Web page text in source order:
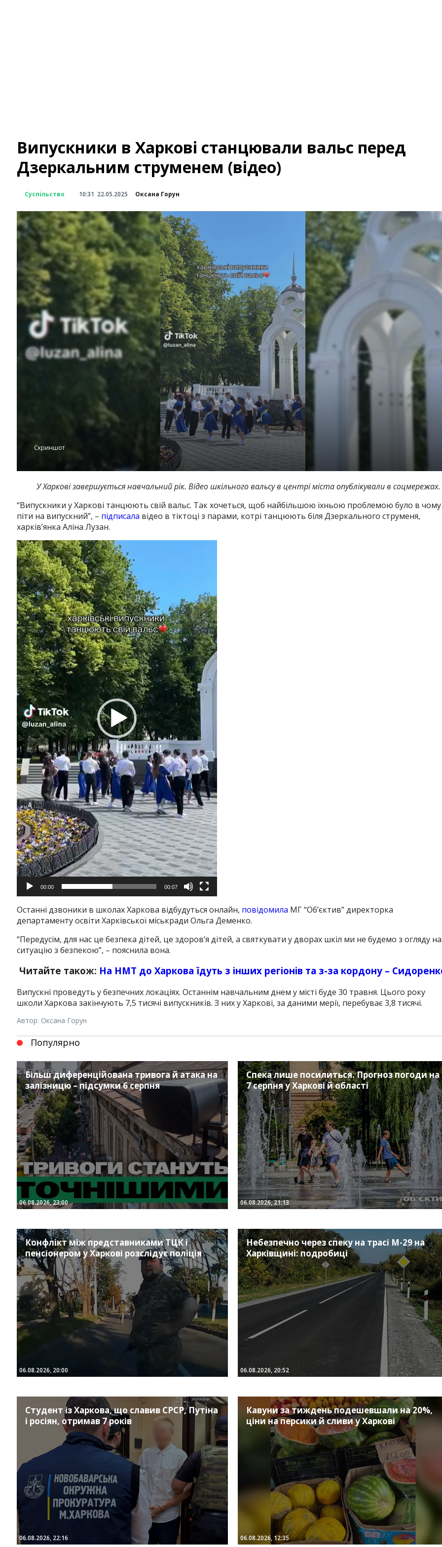
Випускники в Харкові станцювали вальс перед
Дзеркальним струменем (відео)
Суспільство 10:31 22.05.2025 Оксана Горун
Скриншот
У Харкові завершується навчальний рік. Відео шкільного вальсу в центрі міста опублікували в соцмережах.
“Випускники у Харкові танцюють свій вальс. Так хочеться, щоб найбільшою їхньою проблемою було в чому
піти на випускний”, – підписала відео в тіктоці з парами, котрі танцюють біля Дзеркального струменя,
харків’янка Аліна Лузан.
Відеопрогравач
00:00 00:07
Останні дзвоники в школах Харкова відбудуться онлайн, повідомила МГ “Об’єктив” директорка
департаменту освіти Харківської міськради Ольга Деменко.
“Передусім, для нас це безпека дітей, це здоров’я дітей, а святкувати у дворах шкіл ми не будемо з огляду на
ситуацію з безпекою”, – пояснила вона.
Читайте також: На НМТ до Харкова їдуть з інших регіонів та з-за кордону –
Випускні проведуть у безпечних локаціях. Останнім навчальним днем ​​у місті буде 30 травня. Цього року
школи Харкова закінчують 7,5 тисячі випускників. З них у Харкові, за даними мерії, перебуває 3,8 тисячі.
Автор: Оксана Горун
Популярно
Більш диференційована тривога й атака на
залізницю – підсумки 6 серпня
06.08.2026, 23:00
Спека лише посилиться. Прогноз погоди на
7 серпня у Харкові й області
06.08.2026, 21:13
Конфлікт між представниками ТЦК і
пенсіонером у Харкові розслідує поліція
06.08.2026, 20:00
Небезпечно через спеку на трасі М-29 на
Харківщині: подробиці
06.08.2026, 20:52
Студент із Харкова, що славив СРСР, Путіна
і росіян, отримав 7 років
06.08.2026, 22:16
Кавуни за тиждень подешевшали на 20%,
ціни на персики й сливи у Харкові
06.08.2026, 12:35
InstagramFacebook
TwitterYoutube